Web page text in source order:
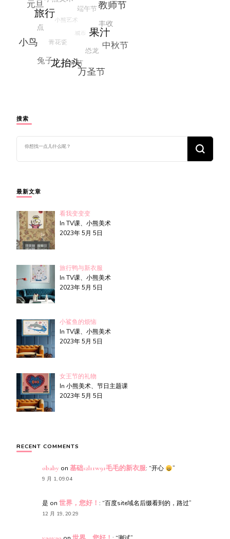
搜索
么
吗?
最新文章
看我变变变
In TV课、小熊美术
2023年 5月 5日
旅行鸭与新衣服
In TV课、小熊美术
2023年 5月 5日
小鲨鱼的烦恼
In TV课、小熊美术
2023年 5月 5日
女王节的礼物
In 小熊美术、节日主题课
2023年 5月 5日
RECENT COMMENTS
obaby on 基础s2l11w91毛毛的新衣服: “开心 ”
9 月 1, 09:04
是 on 世界，您好！ : “百度site域名后缀看到的，路过”
12 月 19, 20:29